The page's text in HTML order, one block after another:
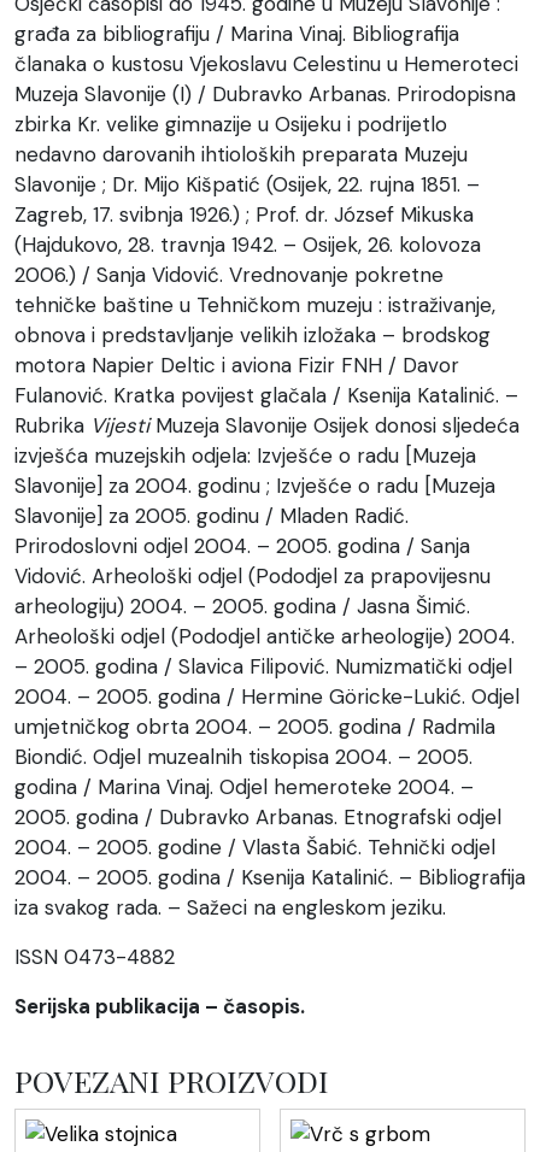
građa za bibliografiju / Marina Vinaj. Bibliografija
članaka o kustosu Vjekoslavu Celestinu u Hemeroteci
Muzeja Slavonije (I) / Dubravko Arbanas. Prirodopisna
zbirka Kr. velike gimnazije u Osijeku i podrijetlo
nedavno darovanih ihtioloških preparata Muzeju
Slavonije ; Dr. Mijo Kišpatić (Osijek, 22. rujna 1851. –
Zagreb, 17. svibnja 1926.) ; Prof. dr. József Mikuska
(Hajdukovo, 28. travnja 1942. – Osijek, 26. kolovoza
2006.) / Sanja Vidović. Vrednovanje pokretne
tehničke baštine u Tehničkom muzeju : istraživanje,
obnova i predstavljanje velikih izložaka – brodskog
motora Napier Deltic i aviona Fizir FNH / Davor
Fulanović. Kratka povijest glačala / Ksenija Katalinić. –
Rubrika VijestiMuzeja Slavonije Osijek donosi sljedeća
izvješća muzejskih odjela: Izvješće o radu [Muzeja
Slavonije] za 2004. godinu ; Izvješće o radu [Muzeja
Slavonije] za 2005. godinu / Mladen Radić.
Prirodoslovni odjel 2004. – 2005. godina / Sanja
Vidović. Arheološki odjel (Pododjel za prapovijesnu
arheologiju) 2004. – 2005. godina / Jasna Šimić.
Arheološki odjel (Pododjel antičke arheologije) 2004.
– 2005. godina / Slavica Filipović. Numizmatički odjel
2004. – 2005. godina / Hermine Göricke-Lukić. Odjel
umjetničkog obrta 2004. – 2005. godina / Radmila
Biondić. Odjel muzealnih tiskopisa 2004. – 2005.
godina / Marina Vinaj. Odjel hemeroteke 2004. –
2005. godina / Dubravko Arbanas. Etnografski odjel
2004. – 2005. godine / Vlasta Šabić. Tehnički odjel
2004. – 2005. godina / Ksenija Katalinić. – Bibliografija
iza svakog rada. – Sažeci na engleskom jeziku.
ISSN 0473-4882
Serijska publikacija – časopis.
POVEZANI PROIZVODI